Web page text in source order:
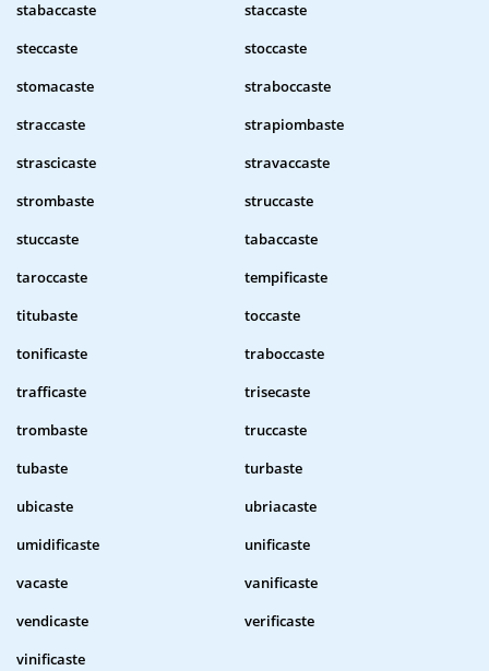
stabaccaste
staccaste
steccaste
stoccaste
stomacaste
straboccaste
straccaste
strapiombaste
strascicaste
stravaccaste
strombaste
struccaste
stuccaste
tabaccaste
taroccaste
tempificaste
titubaste
toccaste
tonificaste
traboccaste
trafficaste
trisecaste
trombaste
truccaste
tubaste
turbaste
ubicaste
ubriacaste
umidificaste
unificaste
vacaste
vanificaste
vendicaste
verificaste
vinificaste